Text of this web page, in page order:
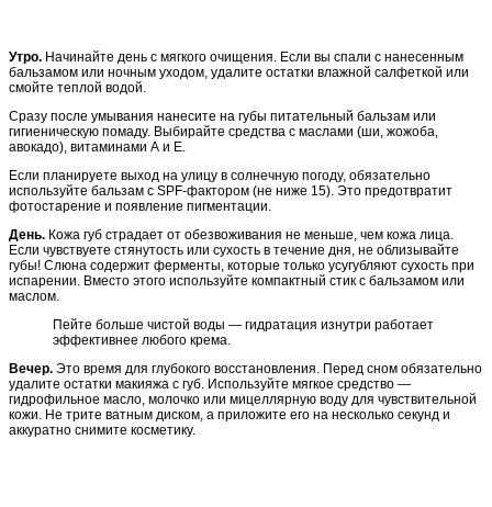
Утро. Начинайте день с мягкого очищения. Если вы спали с нанесенным
бальзамом или ночным уходом, удалите остатки влажной салфеткой или
смойте теплой водой.
Сразу после умывания нанесите на губы питательный бальзам или
гигиеническую помаду. Выбирайте средства с маслами (ши, жожоба,
авокадо), витаминами А и Е.
Если планируете выход на улицу в солнечную погоду, обязательно
используйте бальзам с SPF-фактором (не ниже 15). Это предотвратит
фотостарение и появление пигментации.
День. Кожа губ страдает от обезвоживания не меньше, чем кожа лица.
Если чувствуете стянутость или сухость в течение дня, не облизывайте
губы! Слюна содержит ферменты, которые только усугубляют сухость при
испарении. Вместо этого используйте компактный стик с бальзамом или
маслом.
Пейте больше чистой воды — гидратация изнутри работает
эффективнее любого крема.
Вечер. Это время для глубокого восстановления. Перед сном обязательно
удалите остатки макияжа с губ. Используйте мягкое средство —
гидрофильное масло, молочко или мицеллярную воду для чувствительной
кожи. Не трите ватным диском, а приложите его на несколько секунд и
аккуратно снимите косметику.